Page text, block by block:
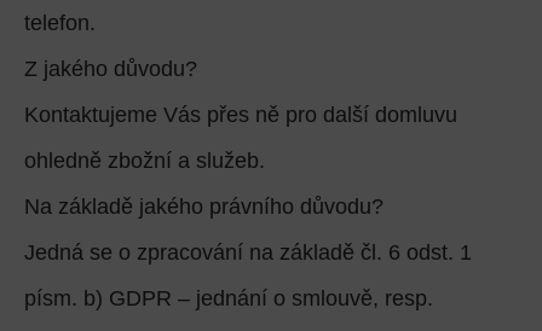
telefon.
Z jakého důvodu?
Kontaktujeme Vás přes ně pro další domluvu
ohledně zbožní a služeb.
Na základě jakého právního důvodu?
Jedná se o zpracování na základě čl. 6 odst. 1
písm. b) GDPR – jednání o smlouvě, resp.